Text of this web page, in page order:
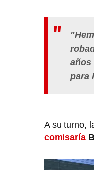
años
para
A su turno,
comisaría